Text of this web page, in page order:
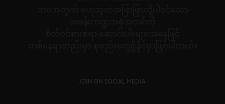
JOIN ON SOCIAL MEDIA